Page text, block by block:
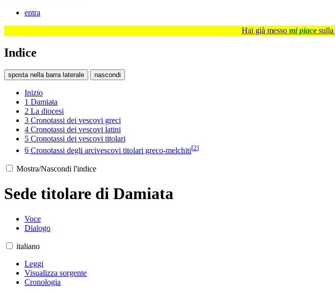
entra
Hai già messo mi piace sulla
Indice
sposta nella barra laterale nascondi
Inizio
1 Damiata
2 La diocesi
3 Cronotassi dei vescovi greci
4 Cronotassi dei vescovi latini
5 Cronotassi dei vescovi titolari
6 Cronotassi degli arcivescovi titolari greco-melchiti[2]
Mostra/Nascondi l'indice
Sede titolare di Damiata
Voce
Dialogo
italiano
Leggi
Visualizza sorgente
Cronologia